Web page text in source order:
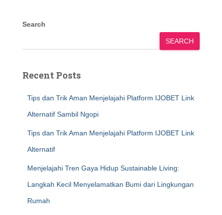
Search
SEARCH
Recent Posts
Tips dan Trik Aman Menjelajahi Platform IJOBET Link
Alternatif Sambil Ngopi
Tips dan Trik Aman Menjelajahi Platform IJOBET Link
Alternatif
Menjelajahi Tren Gaya Hidup Sustainable Living:
Langkah Kecil Menyelamatkan Bumi dari Lingkungan
Rumah